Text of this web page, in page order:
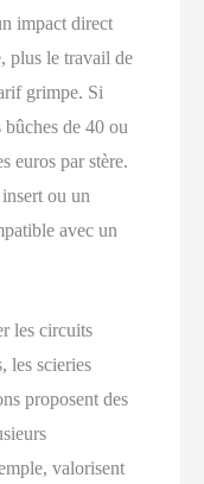
impact direct
plus le travail de
grimpe. Si
de 40 ou
euros par stère.
ou un
avec un
les circuits
les scieries
proposent des
valorisent